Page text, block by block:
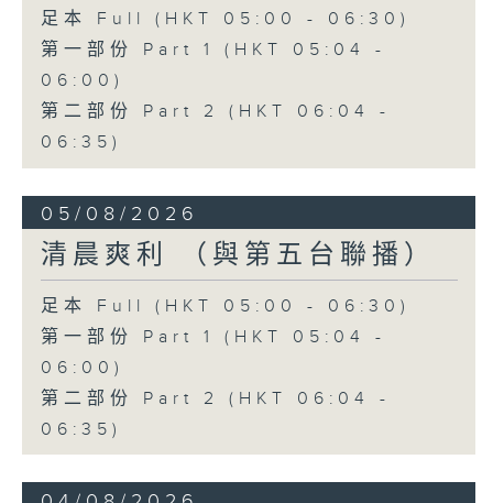
足本 Full (HKT 05:00 - 06:30)
第一部份 Part 1 (HKT 05:04 -
06:00)
第二部份 Part 2 (HKT 06:04 -
06:35)
05/08/2026
清晨爽利 （與第五台聯播）
足本 Full (HKT 05:00 - 06:30)
第一部份 Part 1 (HKT 05:04 -
06:00)
第二部份 Part 2 (HKT 06:04 -
06:35)